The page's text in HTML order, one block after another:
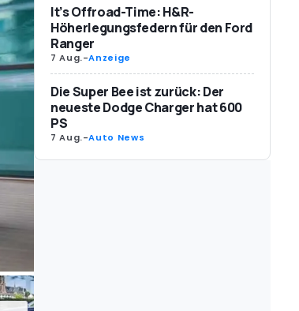
It’s Offroad-Time: H&R-
Höherlegungsfedern für den Ford
Ranger
7 Aug.-Anzeige
Die Super Bee ist zurück: Der
neueste Dodge Charger hat 600
PS
7 Aug.-Auto News